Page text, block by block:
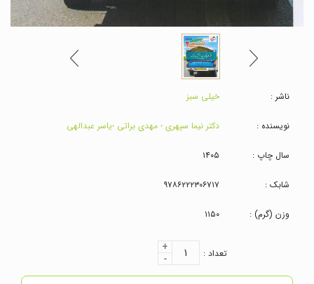
ناشر : خیلی سبز
نویسنده : دکتر نیما سپهری - مهدی براتی -یاسر عبدالهی
سال چاپ : ۱۴۰۵
شابک : ۹۷۸۶۲۲۲۳۰۶۷۱۷
وزن (گرم) : ۱۱۵۰
تعداد : ۱
+
-